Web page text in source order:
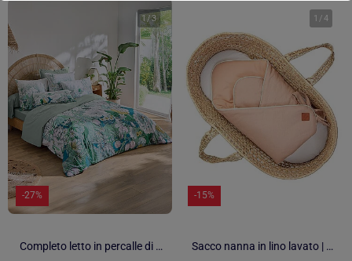
1 /3
-27%
Completo letto in percalle di cotone con fogliame esotico copripiumino + federe
1 /4
-15%
Sacco nanna in lino lavato | SEVIRA KIDS